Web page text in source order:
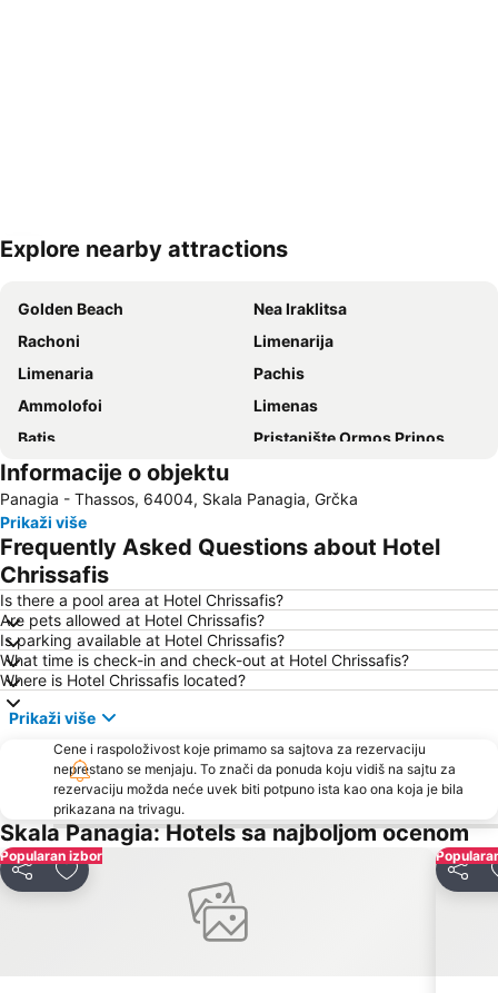
Explore nearby attractions
Golden Beach
Nea Iraklitsa
Rachoni
Limenarija
Limenaria
Pachis
Ammolofoi
Limenas
Βatis
Pristanište Ormos Prinos
Aliki
Sarakina
Plaža Pefkari
Psili Ammos
Nea Peramos
Makryammos
Irakleitsa Αlana
Traditional Settlement of Panagia
Plaža Paradise
Keramoti
Skala Marion
Limenas Port
Ammoglossa - Keramoti
Τimios Stavros
Toska
Νοtos
Astrida
Kavala International Airport
Port of Kavala
Kazaviti
Rossogremos
Atspas
Thassos Festival
Traditional Settlement of Kastro
Traditional Settlement of Alyki
Informacije o objektu
Panagia - Thassos, 64004, Skala Panagia, Grčka
Prikaži više
Frequently Asked Questions about Hotel
Chrissafis
Is there a pool area at Hotel Chrissafis?
Are pets allowed at Hotel Chrissafis?
Is parking available at Hotel Chrissafis?
What time is check-in and check-out at Hotel Chrissafis?
Where is Hotel Chrissafis located?
Prikaži više
Cene i raspoloživost koje primamo sa sajtova za rezervaciju
neprestano se menjaju. To znači da ponuda koju vidiš na sajtu za
rezervaciju možda neće uvek biti potpuno ista kao ona koja je bila
prikazana na trivagu.
Skala Panagia: Hotels sa najboljom ocenom
Popularan izbor
Deli Dodati u favorite Deli